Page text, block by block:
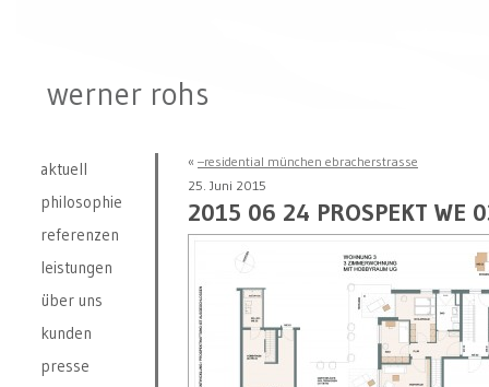
werner rohs
aktuell
philosophie
referenzen
leistungen
über uns
kunden
presse
« –residential münchen ebracherstrasse
25. Juni 2015
2015 06 24 PROSPEKT WE